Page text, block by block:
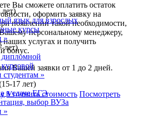
Вы сможете оплатить остаток
оформить заявку на
появлении такой необходимости,
персональному менеджеру,
наших услугах и получить
бонус.
Вашей заявки от 1 до 2 дней.
Уточнить стоимость Посмотреть
язык для взрослых
курсы
»
лет)
студентам »
17 лет)
к сдаче ЕГЭ
выбор ВУЗа
»